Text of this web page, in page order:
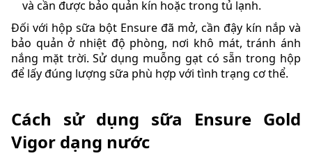
và cần được bảo quản kín hoặc trong tủ lạnh.
Đối với hộp sữa bột Ensure đã mở, cần đậy kín nắp và
bảo quản ở nhiệt độ phòng, nơi khô mát, tránh ánh
nắng mặt trời. Sử dụng muỗng gạt có sẵn trong hộp
để lấy đúng lượng sữa phù hợp với tình trạng cơ thể.
Cách sử dụng sữa Ensure Gold
Vigor dạng nước